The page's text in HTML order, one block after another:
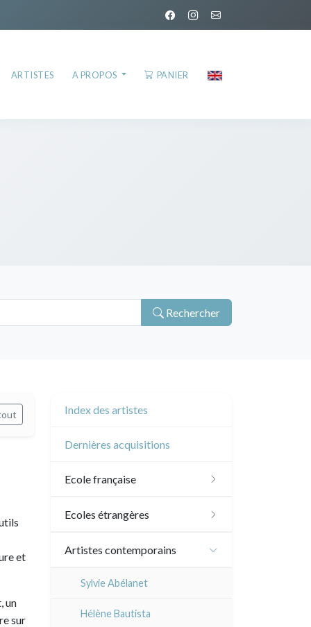
ARTISTES A PROPOS PANIER
Rechercher
et
un
sur
Index des artistes
Dernières acquisitions
Ecole française
XVI - XVII°
Romantique
XIX°
Ecoles étrangères
Ecole anglaise
Ecoles du nord
Ecole italienne
Artistes contemporains
Sylvie Abélanet
Hélène Bautista